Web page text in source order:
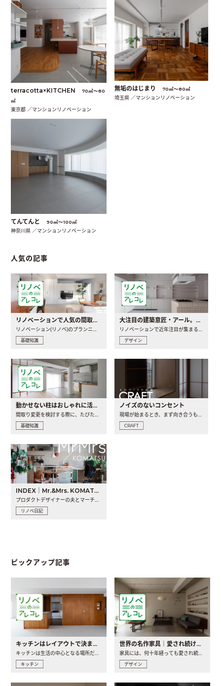
terracotta×KITCHEN
70㎡〜80
㎡
東京都 ／マンションリノベーション
無垢のはじまり 70㎡〜80㎡
埼玉県 ／マンションリノベーション
てんてんと 90㎡〜100㎡
神奈川県 ／マンションリノベーション
人気の記事
リノベーションで人気の間取りとは？トレンドの間取りと実例を徹底解説
リノベーション(リノベ)のプランニングで一番最初に決めるのは..
基礎知識
大注目の建築意匠・アール。人気の理由と空間に取り入れるポイント
リノベーションで近年注目が集まる建築意匠の一つであるアール..
デザイン
動かせない柱はおしゃれに活用！柱を魅せるリノベーション(リノベ)4選
間取り変更を検討する際に、たびたび皆さんの頭を悩ませる動か..
基礎知識
ノイズのないコンセント
現場が始まるとき、まず向き合うものの一つがコンセントです..
CRAFT
INDEX｜Mr.&Mrs. KOMATSU renovation diary
プロダクトデザイナーの夫とマーチャンダイザーの妻が、夫婦で..
リノベ日記
ピックアップ記事
キッチンはレイアウトで決まる。後悔しないための考え方と選び方
キッチン
世界の名作家具｜愛され続ける理由と一生モノとの出会い方
デザイン